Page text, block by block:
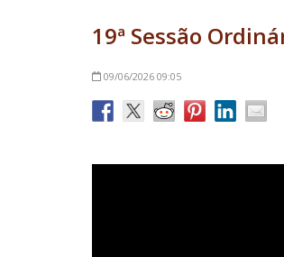
19ª Sessão
09/06/202609:05